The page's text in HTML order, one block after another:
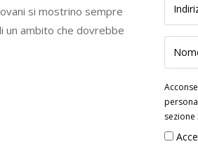
si mostrino sempre
un ambito che dovrebbe
sezione